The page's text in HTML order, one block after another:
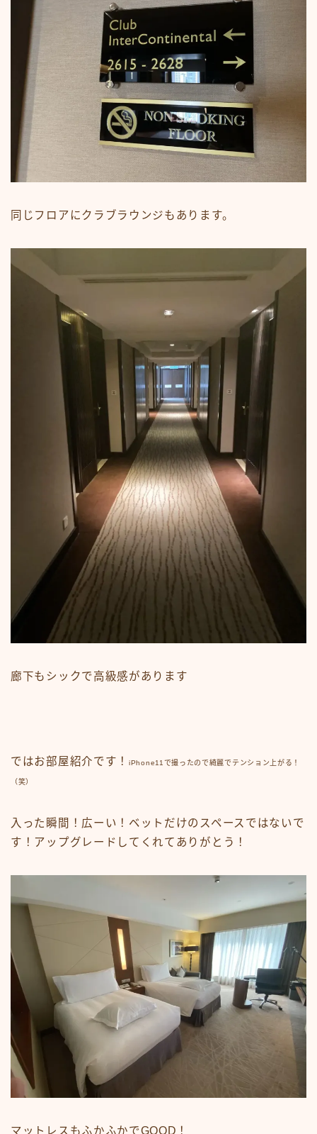
同じフロアにクラブラウンジもあります。
廊下もシックで高級感があります
ではお部屋紹介です！ iPhone11で撮ったので綺麗でテンション上がる！
（笑）
入った瞬間！広ーい！ベットだけのスペースではないで
す！アップグレードしてくれてありがとう！
マットレスもふかふかでGOOD！